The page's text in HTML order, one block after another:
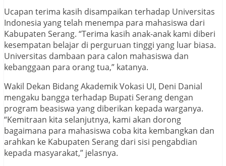
Ucapan terima kasih disampaikan terhadap Universitas
Indonesia yang telah menempa para mahasiswa dari
Kabupaten Serang. “Terima kasih anak-anak kami diberi
kesempatan belajar di perguruan tinggi yang luar biasa.
Universitas dambaan para calon mahasiswa dan
kebanggaan para orang tua,” katanya.
Wakil Dekan Bidang Akademik Vokasi UI, Deni Danial
mengaku bangga terhadap Bupati Serang dengan
program beasiswa yang diberikan kepada warganya.
“Kemitraan kita selanjutnya, kami akan dorong
bagaimana para mahasiswa coba kita kembangkan dan
arahkan ke Kabupaten Serang dari sisi pengabdian
kepada masyarakat,” jelasnya.